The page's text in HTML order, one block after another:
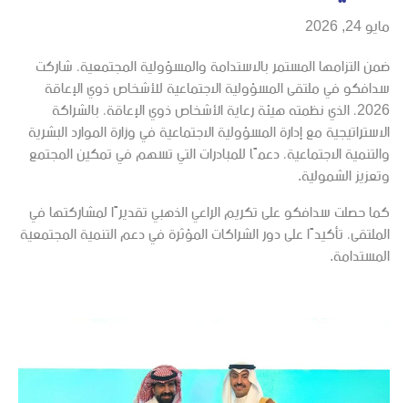
مايو 24, 2026
ضمن التزامها المستمر بالاستدامة والمسؤولية المجتمعية، شاركت
سدافكو في ملتقى المسؤولية الاجتماعية للأشخاص ذوي الإعاقة
2026، الذي نظمته هيئة رعاية الأشخاص ذوي الإعاقة، بالشراكة
الاستراتيجية مع إدارة المسؤولية الاجتماعية في وزارة الموارد البشرية
والتنمية الاجتماعية، دعمًا للمبادرات التي تسهم في تمكين المجتمع
وتعزيز الشمولية.
كما حصلت سدافكو على تكريم الراعي الذهبي تقديرًا لمشاركتها في
الملتقى، تأكيدًا على دور الشراكات المؤثرة في دعم التنمية المجتمعية
المستدامة.